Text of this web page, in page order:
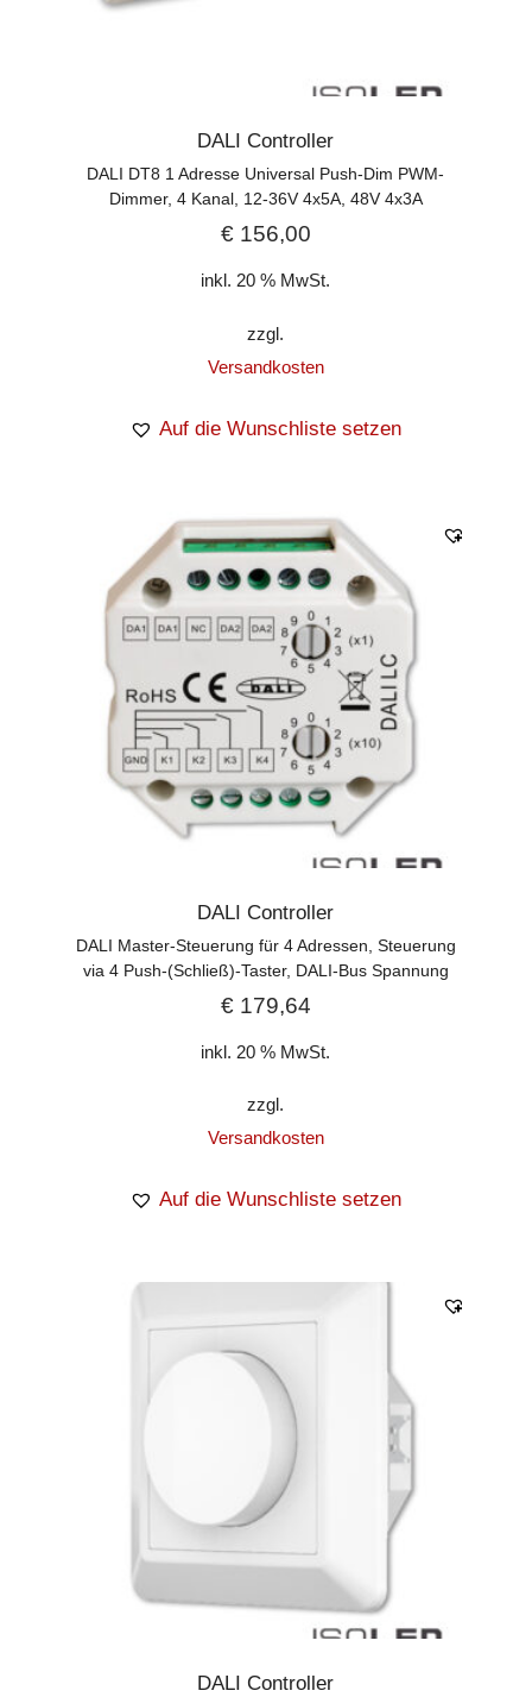
DALI Controller
DALI DT8 1 Adresse Universal Push-Dim PWM-
Dimmer, 4 Kanal, 12-36V 4x5A, 48V 4x3A
€156,00
inkl. 20 % MwSt.
zzgl.
Versandkosten
Auf die Wunschliste setzen
DALI Controller
DALI Master-Steuerung für 4 Adressen, Steuerung
via 4 Push-(Schließ)-Taster, DALI-Bus Spannung
€179,64
inkl. 20 % MwSt.
zzgl.
Versandkosten
Auf die Wunschliste setzen
DALI Controller